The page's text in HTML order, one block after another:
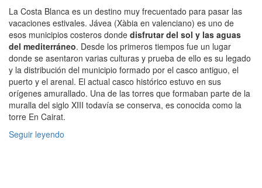
La Costa Blanca es un destino muy frecuentado para pasar las
vacaciones estivales. Jávea (Xàbia en valenciano) es uno de
esos municipios costeros donde disfrutar del sol y las aguas
del mediterráneo. Desde los primeros tiempos fue un lugar
donde se asentaron varias culturas y prueba de ello es su legado
y la distribución del municipio formado por el casco antiguo, el
puerto y el arenal. El actual casco histórico estuvo en sus
orígenes amurallado. Una de las torres que formaban parte de la
muralla del siglo XIII todavía se conserva, es conocida como la
torre En Cairat.
Seguir leyendo